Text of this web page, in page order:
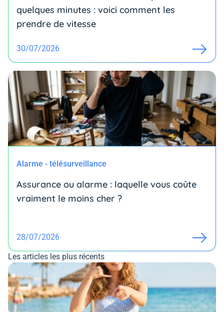
quelques minutes : voici comment les
prendre de vitesse
30/07/2026
Alarme - télésurveillance
Assurance ou alarme : laquelle vous coûte
vraiment le moins cher ?
28/07/2026
Les articles les plus récents